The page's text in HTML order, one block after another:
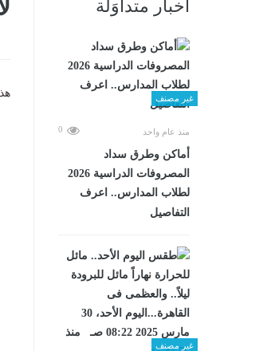
أخبار متداوَلة
غير مصنف
منذ عام واحد 0
أماكن وطرق سداد
المصروفات الدراسية 2026
لطلاب المدارس.. اعرف
التفاصيل
غير مصنف